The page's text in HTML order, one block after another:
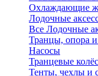
Охлаждающие
Лодочные
Все Лодочные
Транцы, опора
Насосы
Транцевые
Тенты, чехлы и